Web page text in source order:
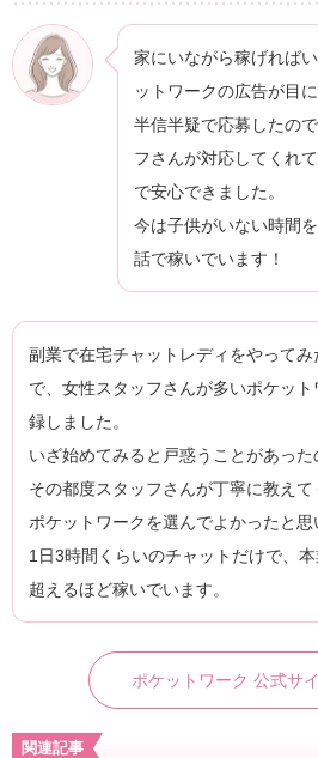
家にいながら稼げれば
ットワークの広告が目に
半信半疑で応募したの
フさんが対応してくれ
で安心できました。
今は子供がいない時間
話で稼いでいます！
副業で在宅チャットレディをやってみ
で、女性スタッフさんが多いポケット
録しました。
いざ始めてみると戸惑うことがあった
その都度スタッフさんが丁寧に教え
ポケットワークを選んでよかったと思
1日3時間くらいのチャットだけで、
超えるほど稼いでいます。
ポケットワーク 公式サ
関連記事